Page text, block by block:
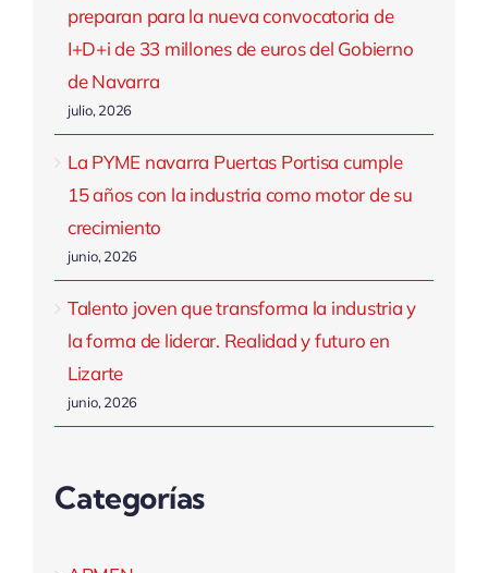
preparan para la nueva convocatoria de
I+D+i de 33 millones de euros del Gobierno
de Navarra
julio, 2026
La PYME navarra Puertas Portisa cumple
15 años con la industria como motor de su
crecimiento
junio, 2026
Talento joven que transforma la industria y
la forma de liderar. Realidad y futuro en
Lizarte
junio, 2026
Categorías